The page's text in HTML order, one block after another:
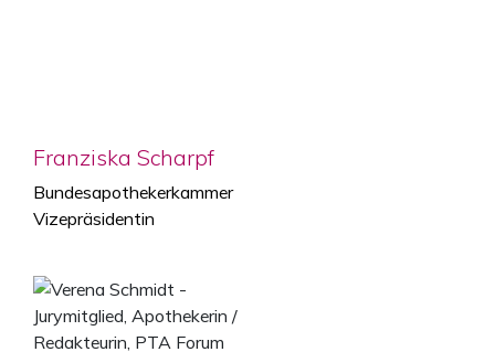
Franziska Scharpf
Bundesapothekerkammer
Vizepräsidentin